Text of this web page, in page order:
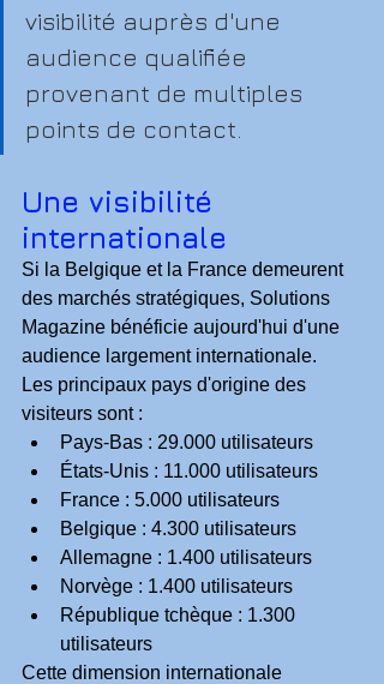
visibilité auprès d'une
audience qualifiée
provenant de multiples
points de contact.
Une visibilité
internationale
Si la Belgique et la France demeurent
des marchés stratégiques, Solutions
Magazine bénéficie aujourd'hui d'une
audience largement internationale.
Les principaux pays d'origine des
visiteurs sont :
Pays-Bas : 29.000 utilisateurs
États-Unis : 11.000 utilisateurs
France : 5.000 utilisateurs
Belgique : 4.300 utilisateurs
Allemagne : 1.400 utilisateurs
Norvège : 1.400 utilisateurs
République tchèque : 1.300
utilisateurs
Cette dimension internationale